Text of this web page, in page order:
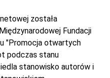
została
Fundacji
"Promocja otwartych
podczas stanu
stanowisko autorów i